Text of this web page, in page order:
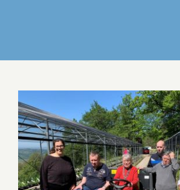
GALERIJA
KONTAKT
S PODARJENIMI RASTLINAMI